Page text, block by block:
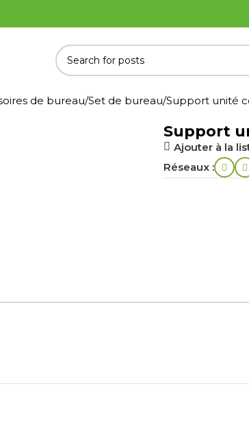
de bureau Set de bureau Support unité
Support
Ajouter à la
Réseaux :